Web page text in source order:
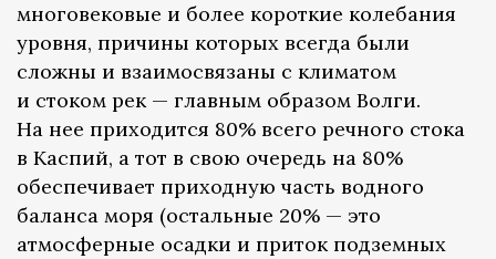
многовековые и более короткие колебания
уровня, причины которых всегда были
сложны и взаимосвязаны с климатом
и стоком рек — главным образом Волги.
На нее приходится 80% всего речного стока
в Каспий, а тот в свою очередь на 80%
обеспечивает приходную часть водного
баланса моря (остальные 20% — это
атмосферные осадки и приток подземных